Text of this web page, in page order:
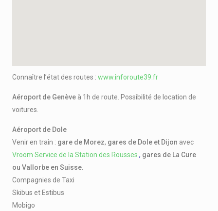
Connaître l’état des routes :www.inforoute39.fr
Aéroport de Genève à 1h de route. Possibilité de location de
voitures.
Aéroport de Dole
Venir en train : gare de Morez, gares de Dole et Dijon avec
Vroom Service de la Station des Rousses , gares de La Cure
ou Vallorbe en Suisse.
Compagnies de Taxi
Skibus et Estibus
Mobigo